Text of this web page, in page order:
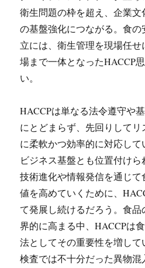
衛生問題の枠を超え、企業
の基盤強化につながる。食
立には、衛生管理を現場任
場まで一体となったHACCP
い。
HACCPは単なる法令遵守や
にとどまらず、先回りして
に柔軟かつ効率的に対応し
ビジネス基盤とも位置付け
技術進化や情報発信を通じ
値を高めていくために、
て発展し続けるだろう。食
界的に高まる中、HACCPは
法としてその重要性を増して
検査では不十分だった異物